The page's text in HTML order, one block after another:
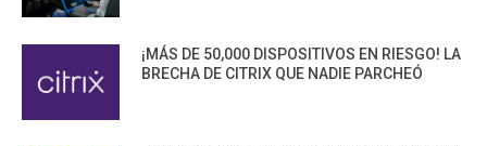
¡MÁS DE 50,000 DISPOSITIVOS EN RIESGO! LA
BRECHA DE CITRIX QUE NADIE PARCHEÓ